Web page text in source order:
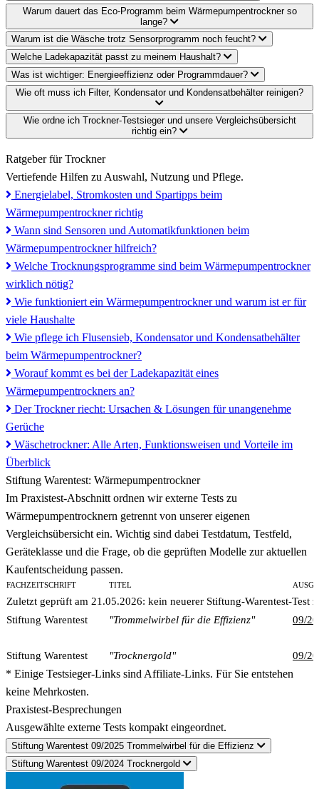
Warum dauert das Eco-Programm beim Wärmepumpentrockner so
lange?
Warum ist die Wäsche trotz Sensorprogramm noch feucht?
Welche Ladekapazität passt zu meinem Haushalt?
Was ist wichtiger: Energieeffizienz oder Programmdauer?
Wie oft muss ich Filter, Kondensator und Kondensatbehälter reinigen?
Wie ordne ich Trockner-Testsieger und unsere Vergleichsübersicht
richtig ein?
Ratgeber für Trockner
Vertiefende Hilfen zu Auswahl, Nutzung und Pflege.
Energielabel, Stromkosten und Spartipps beim
Wärmepumpentrockner richtig
Wann sind Sensoren und Automatikfunktionen beim
Wärmepumpentrockner hilfreich?
Welche Trocknungsprogramme sind beim Wärmepumpentrockner
wirklich nötig?
Wie funktioniert ein Wärmepumpentrockner und warum ist er für
viele Haushalte
Wie pflege ich Flusensieb, Kondensator und Kondensatbehälter
beim Wärmepumpentrockner?
Worauf kommt es bei der Ladekapazität eines
Wärmepumpentrockners an?
Der Trockner riecht: Ursachen & Lösungen für unangenehme
Gerüche
Wäschetrockner: Alle Arten, Funktionsweisen und Vorteile im
Überblick
Stiftung Warentest: Wärmepumpentrockner
Im Praxistest-Abschnitt ordnen wir externe Tests zu
Wärmepumpentrocknern getrennt von unserer eigenen
Vergleichsübersicht ein. Wichtig sind dabei Testdatum, Testfeld,
Geräteklasse und die Frage, ob die geprüften Modelle zur aktuellen
Kaufentscheidung passen.
FACHZEITSCHRIFT TITEL
Zuletzt geprüft am 21.05.2026: kein neuerer Stiftung-Warentest-Test
Stiftung Warentest
"Trommelwirbel für die Effizienz" 09/
Stiftung Warentest "Trocknergold"
09/
* Einige Testsieger-Links sind Affiliate-Links. Für Sie entstehen
keine Mehrkosten.
Praxistest-Besprechungen
Ausgewählte externe Tests kompakt eingeordnet.
Stiftung Warentest 09/2025 Trommelwirbel für die Effizienz
Stiftung Warentest 09/2024 Trocknergold